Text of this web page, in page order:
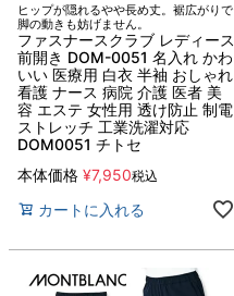
ヒップが隠れるやや長め丈。裾広がりで
脚の動きも妨げません。
ファスナースクラブ レディース
前開き DOM-0051 名入れ かわ
いい 医療用 白衣 半袖 おしゃれ
看護 ナース 病院 介護 医者 美
容 エステ 女性用 透け防止 制電
ストレッチ 工業洗濯対応
DOM0051 チトセ
本体価格 ¥7,950税込
カートに入れる